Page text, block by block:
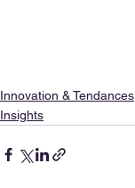
Innovation & Tendances
Insights